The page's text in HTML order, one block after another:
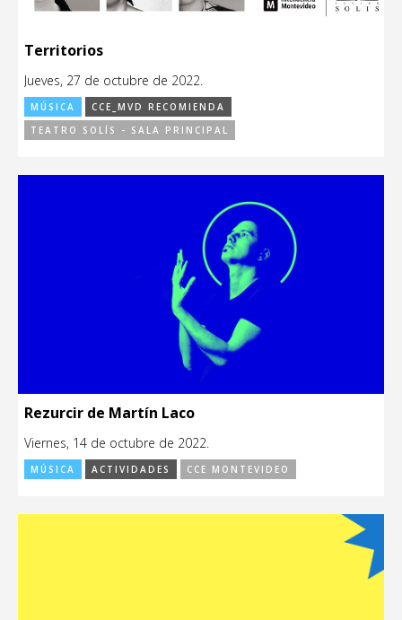
Territorios
Jueves, 27 de octubre de 2022.
MÚSICA
CCE_MVD RECOMIENDA
TEATRO SOLÍS - SALA PRINCIPAL
Rezurcir de Martín Laco
Viernes, 14 de octubre de 2022.
MÚSICA ACTIVIDADES CCE MONTEVIDEO